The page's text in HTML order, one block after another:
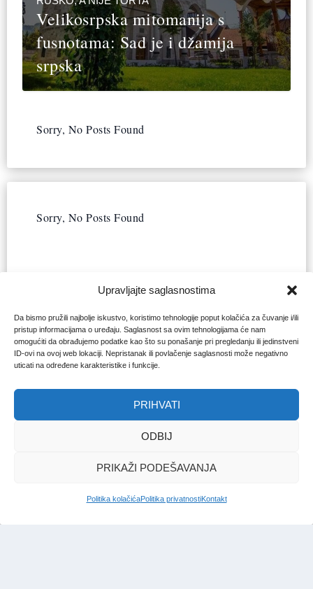
Upravljajte saglasnostima
Da bismo pružili najbolje iskustvo, koristimo tehnologije poput kolačića za čuvanje i/ili
pristup informacijama o uređaju. Saglasnost sa ovim tehnologijama će nam
omogućiti da obrađujemo podatke kao što su ponašanje pri pregledanju ili jedinstveni
ID-ovi na ovoj web lokaciji. Nepristanak ili povlačenje saglasnosti može negativno
uticati na određene karakteristike i funkcije.
PRIHVATI
ODBIJ
PRIKAŽI PODEŠAVANJA
Politika kolačićaPolitika privatnostiKontakt
Velikosrpska mitomanija s
fusnotama: Sad je i džamija
srpska
Sorry, No Posts Found
Sorry, No Posts Found